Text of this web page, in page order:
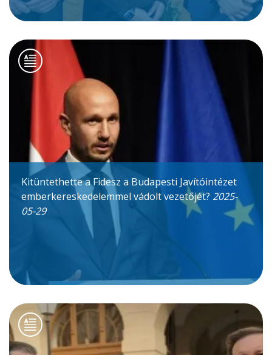
Kitüntethette a Fidesz a Budapesti Javítóintézet
emberkereskedelemmel vádolt vezetőjét? 2025-
05-29